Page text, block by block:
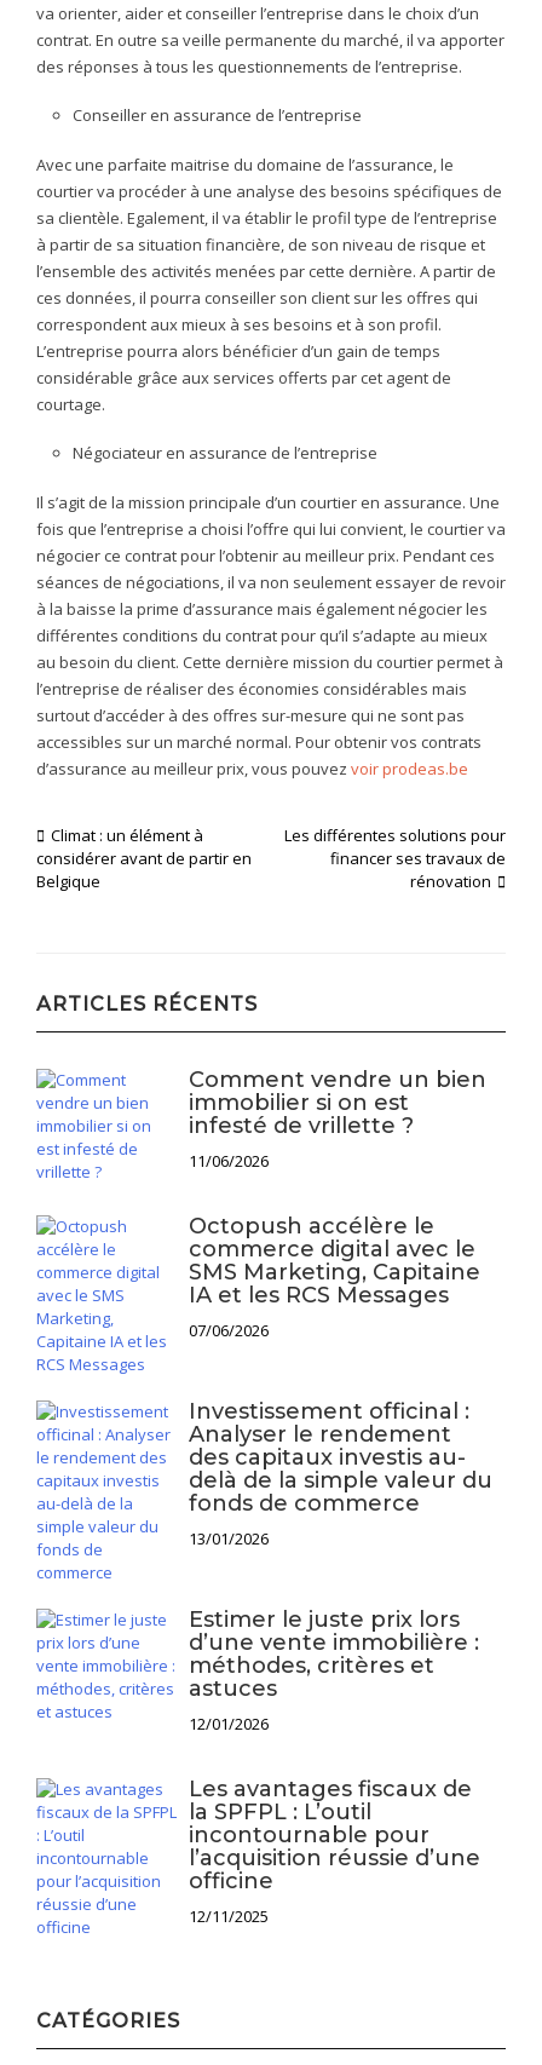
va orienter, aider et conseiller l’entreprise dans le choix d’un
contrat. En outre sa veille permanente du marché, il va apporter
des réponses à tous les questionnements de l’entreprise.
Conseiller en assurance de l’entreprise
Avec une parfaite maitrise du domaine de l’assurance, le
courtier va procéder à une analyse des besoins spécifiques de
sa clientèle. Egalement, il va établir le profil type de l’entreprise
à partir de sa situation financière, de son niveau de risque et
l’ensemble des activités menées par cette dernière. A partir de
ces données, il pourra conseiller son client sur les offres qui
correspondent aux mieux à ses besoins et à son profil.
L’entreprise pourra alors bénéficier d’un gain de temps
considérable grâce aux services offerts par cet agent de
courtage.
Négociateur en assurance de l’entreprise
Il s’agit de la mission principale d’un courtier en assurance. Une
fois que l’entreprise a choisi l’offre qui lui convient, le courtier va
négocier ce contrat pour l’obtenir au meilleur prix. Pendant ces
séances de négociations, il va non seulement essayer de revoir
à la baisse la prime d’assurance mais également négocier les
différentes conditions du contrat pour qu’il s’adapte au mieux
au besoin du client. Cette dernière mission du courtier permet à
l’entreprise de réaliser des économies considérables mais
surtout d’accéder à des offres sur-mesure qui ne sont pas
accessibles sur un marché normal. Pour obtenir vos contrats
d’assurance au meilleur prix, vous pouvez voir prodeas.be
Navigation
de
Climat : un élément à
considérer avant de partir en
Belgique
Les différentes solutions pour
financer ses travaux de
rénovation
ARTICLES RÉCENTS
Comment vendre un bien
immobilier si on est
infesté de vrillette ?
11/06/2026
Octopush accélère le
commerce digital avec le
SMS Marketing, Capitaine
IA et les RCS Messages
07/06/2026
Investissement officinal :
Analyser le rendement
des capitaux investis au-
delà de la simple valeur du
fonds de commerce
13/01/2026
Estimer le juste prix lors
d’une vente immobilière :
méthodes, critères et
astuces
12/01/2026
Les avantages fiscaux de
la SPFPL : L’outil
incontournable pour
l’acquisition réussie d’une
officine
12/11/2025
CATÉGORIES